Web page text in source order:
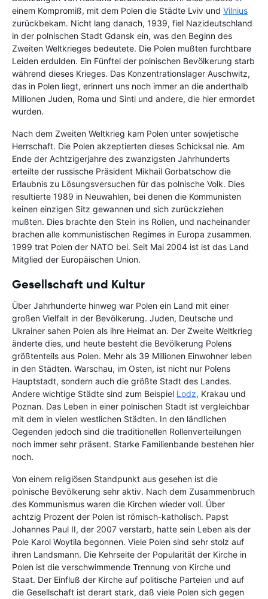
einem Kompromiß, mit dem Polen die Städte Lviv und Vilnius
zurückbekam. Nicht lang danach, 1939, fiel Nazideutschland
in der polnischen Stadt Gdansk ein, was den Beginn des
Zweiten Weltkrieges bedeutete. Die Polen mußten furchtbare
Leiden erdulden. Ein Fünftel der polnischen Bevölkerung starb
während dieses Krieges. Das Konzentrationslager Auschwitz,
das in Polen liegt, erinnert uns noch immer an die anderthalb
Millionen Juden, Roma und Sinti und andere, die hier ermordet
wurden.
Nach dem Zweiten Weltkrieg kam Polen unter sowjetische
Herrschaft. Die Polen akzeptierten dieses Schicksal nie. Am
Ende der Achtzigerjahre des zwanzigsten Jahrhunderts
erteilte der russische Präsident Mikhail Gorbatschow die
Erlaubnis zu Lösungsversuchen für das polnische Volk. Dies
resultierte 1989 in Neuwahlen, bei denen die Kommunisten
keinen einzigen Sitz gewannen und sich zurückziehen
mußten. Dies brachte den Stein ins Rollen, und nacheinander
brachen alle kommunistischen Regimes in Europa zusammen.
1999 trat Polen der NATO bei. Seit Mai 2004 ist ist das Land
Mitglied der Europäischen Union.
Gesellschaft und Kultur
Über Jahrhunderte hinweg war Polen ein Land mit einer
großen Vielfalt in der Bevölkerung. Juden, Deutsche und
Ukrainer sahen Polen als ihre Heimat an. Der Zweite Weltkrieg
änderte dies, und heute besteht die Bevölkerung Polens
größtenteils aus Polen. Mehr als 39 Millionen Einwohner leben
in den Städten. Warschau, im Osten, ist nicht nur Polens
Hauptstadt, sondern auch die größte Stadt des Landes.
Andere wichtige Städte sind zum Beispiel Lodz, Krakau und
Poznan. Das Leben in einer polnischen Stadt ist vergleichbar
mit dem in vielen westlichen Städten. In den ländlichen
Gegenden jedoch sind die traditionellen Rollenverteilungen
noch immer sehr präsent. Starke Familienbande bestehen hier
noch.
Von einem religiösen Standpunkt aus gesehen ist die
polnische Bevölkerung sehr aktiv. Nach dem Zusammenbruch
des Kommunismus waren die Kirchen wieder voll. Über
achtzig Prozent der Polen ist römisch-katholisch. Papst
Johannes Paul II, der 2007 verstarb, hatte sein Leben als der
Pole Karol Woytila begonnen. Viele Polen sind sehr stolz auf
ihren Landsmann. Die Kehrseite der Popularität der Kirche in
Polen ist die verschwimmende Trennung von Kirche und
Staat. Der Einfluß der Kirche auf politische Parteien und auf
die Gesellschaft ist derart stark, daß viele Polen sich gegen